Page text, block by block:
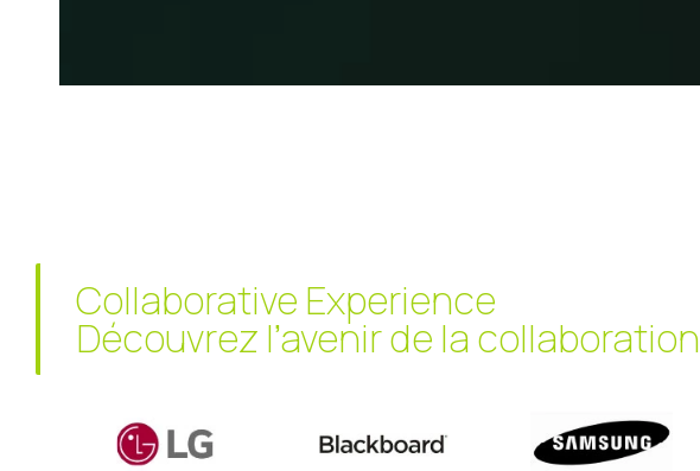
Collaborative Experience
Découvrez l’avenir de la collaboration